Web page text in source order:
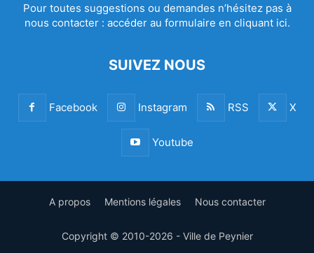
Pour toutes suggestions ou demandes n’hésitez pas à
nous contacter : accéder au formulaire en cliquant ici.
SUIVEZ NOUS
Facebook Instagram RSS X
Youtube
A propos Mentions légales Nous contacter
Copyright © 2010-2026 - Ville de Peynier